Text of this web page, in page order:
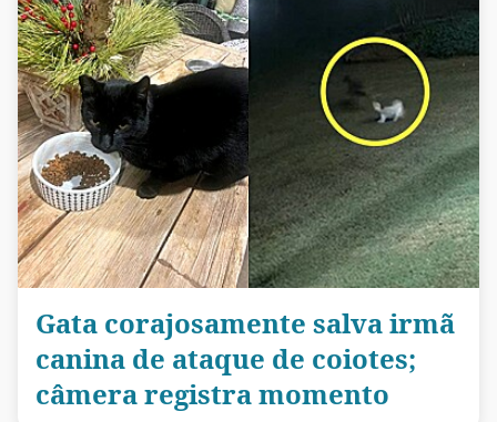
Gata corajosamente salva irmã
canina de ataque de coiotes;
câmera registra momento